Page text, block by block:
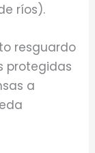
ríos).
resguardo
protegidas
a